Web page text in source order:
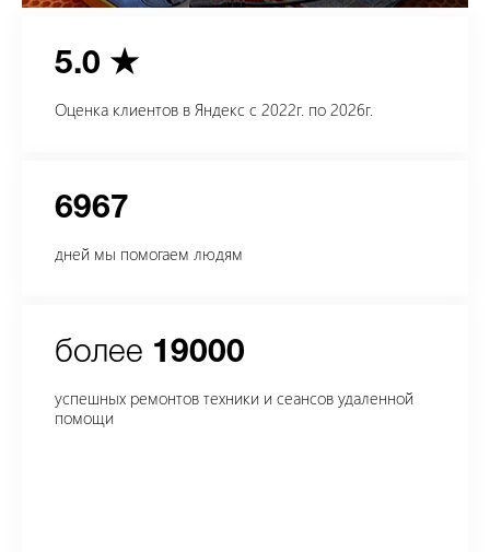
5.0 ★
Оценка клиентов в Яндекс с 2022г. по 2026г.
6967
дней мы помогаем людям
более 19000
успешных ремонтов техники и сеансов удаленной
помощи